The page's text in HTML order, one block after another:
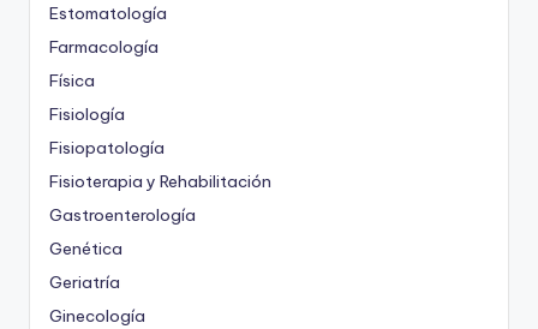
Estomatología
Farmacología
Física
Fisiología
Fisiopatología
Fisioterapia y Rehabilitación
Gastroenterología
Genética
Geriatría
Ginecología